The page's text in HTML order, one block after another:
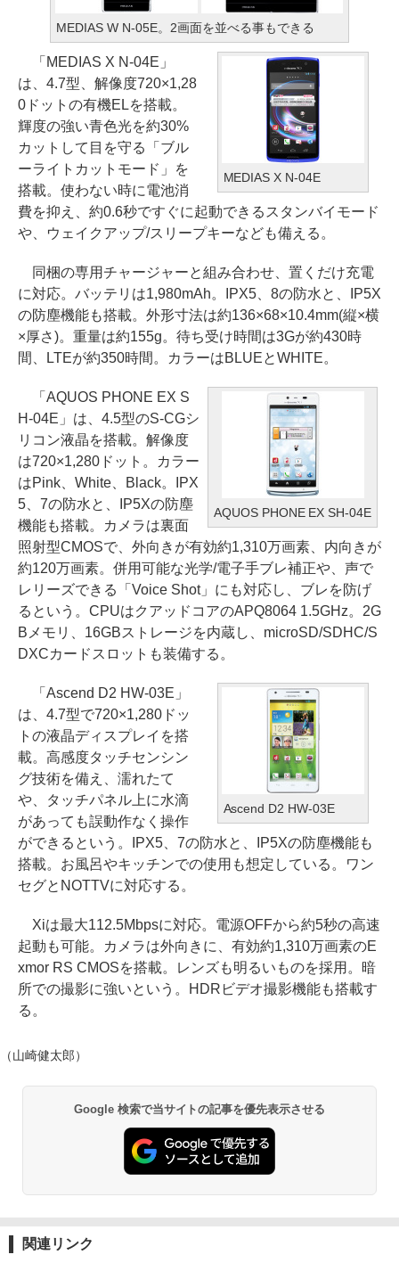
MEDIAS W N-05E。2画面を並べる事もできる
MEDIAS X N-04E
「MEDIAS X N-04E」
は、4.7型、解像度720×1,28
0ドットの有機ELを搭載。
輝度の強い青色光を約30%
カットして目を守る「ブル
ーライトカットモード」を
搭載。使わない時に電池消
費を抑え、約0.6秒ですぐに起動できるスタンバイモード
や、ウェイクアップ/スリープキーなども備える。
同梱の専用チャージャーと組み合わせ、置くだけ充電
に対応。バッテリは1,980mAh。IPX5、8の防水と、IP5X
の防塵機能も搭載。外形寸法は約136×68×10.4mm(縦×横
×厚さ)。重量は約155g。待ち受け時間は3Gが約430時
間、LTEが約350時間。カラーはBLUEとWHITE。
AQUOS PHONE EX SH-04E
「AQUOS PHONE EX S
H-04E」は、4.5型のS-CGシ
リコン液晶を搭載。解像度
は720×1,280ドット。カラー
はPink、White、Black。IPX
5、7の防水と、IP5Xの防塵
機能も搭載。カメラは裏面
照射型CMOSで、外向きが有効約1,310万画素、内向きが
約120万画素。併用可能な光学/電子手ブレ補正や、声で
レリーズできる「Voice Shot」にも対応し、ブレを防げ
るという。CPUはクアッドコアのAPQ8064 1.5GHz。2G
Bメモリ、16GBストレージを内蔵し、microSD/SDHC/S
DXCカードスロットも装備する。
Ascend D2 HW-03E
「Ascend D2 HW-03E」
は、4.7型で720×1,280ドッ
トの液晶ディスプレイを搭
載。高感度タッチセンシン
グ技術を備え、濡れたて
や、タッチパネル上に水滴
があっても誤動作なく操作
ができるという。IPX5、7の防水と、IP5Xの防塵機能も
搭載。お風呂やキッチンでの使用も想定している。ワン
セグとNOTTVに対応する。
Xiは最大112.5Mbpsに対応。電源OFFから約5秒の高速
起動も可能。カメラは外向きに、有効約1,310万画素のE
xmor RS CMOSを搭載。レンズも明るいものを採用。暗
所での撮影に強いという。HDRビデオ撮影機能も搭載す
る。
（山崎健太郎）
Google 検索で当サイトの記事を優先表示させる
関連リンク